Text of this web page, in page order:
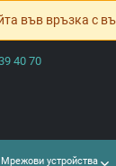
във връзка с
40 70
устройства